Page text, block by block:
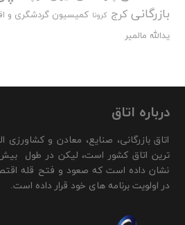
بازرگانی کرج کرونا کمیسیون گردشگری و
یدالله مالمیر
درباره اتاق
اتاق بازرگانی، صنایع، معادن و کشاورزی
ترین اتاق کشور است، لیکن در طول
نشان داده است که صعود و فتح قله
در اولویت برنامه های خود قرار داده است.